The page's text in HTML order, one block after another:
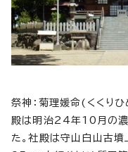
祭神：菊理媛命(くくりひ
殿は明治24年10月の濃
た。社殿は守山白山古